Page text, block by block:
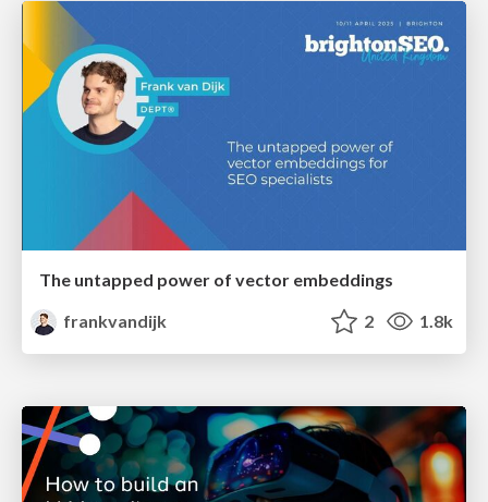
The untapped power of vector embeddings
frankvandijk
2 1.8k